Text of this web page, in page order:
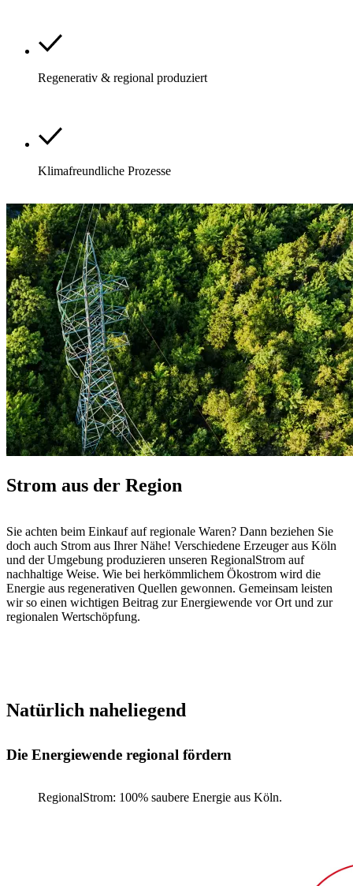
Regenerativ & regional produziert
Klimafreundliche Prozesse
Strom aus der Region
Sie achten beim Einkauf auf regionale Waren? Dann beziehen Sie
doch auch Strom aus Ihrer Nähe! Verschiedene Erzeuger aus Köln
und der Umgebung produzieren unseren RegionalStrom auf
nachhaltige Weise. Wie bei herkömmlichem Ökostrom wird die
Energie aus regenerativen Quellen gewonnen. Gemeinsam leisten
wir so einen wichtigen Beitrag zur Energiewende vor Ort und zur
regionalen Wertschöpfung.
Natürlich nahe­liegend
Die Energie­wende regional fördern
RegionalStrom: 100% saubere Energie aus Köln.